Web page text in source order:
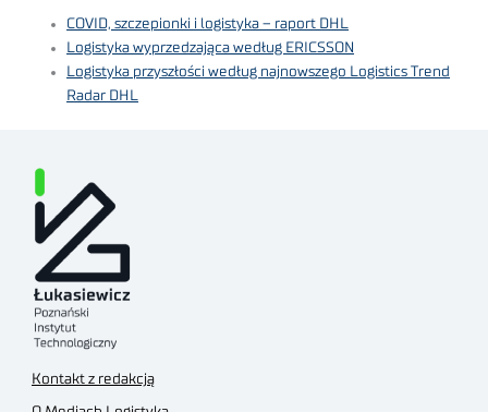
COVID, szczepionki i logistyka – raport DHL
Logistyka wyprzedzająca według ERICSSON
Logistyka przyszłości według najnowszego Logistics Trend
Radar DHL
Kontakt z redakcją